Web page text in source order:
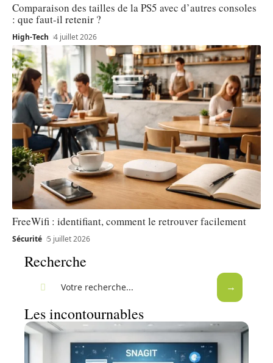
Comparaison des tailles de la PS5 avec d’autres consoles
: que faut-il retenir ?
High-Tech 4 juillet 2026
FreeWifi : identifiant, comment le retrouver facilement
Sécurité 5 juillet 2026
Recherche
Les incontournables